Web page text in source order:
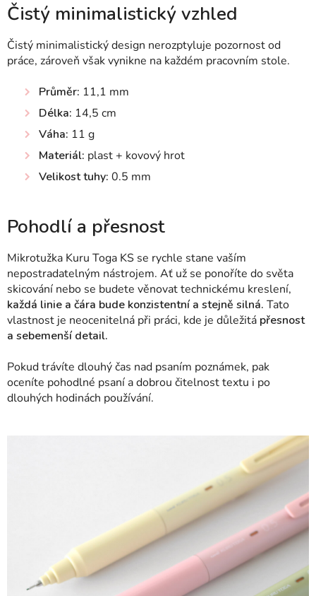
Čistý minimalistický vzhled
Čistý minimalistický design nerozptyluje pozornost od
práce, zároveň však vynikne na každém pracovním stole.
Průměr: 11,1 mm
Délka: 14,5 cm
Váha: 11 g
Materiál: plast + kovový hrot
Velikost tuhy: 0.5 mm
Pohodlí a přesnost
Mikrotužka Kuru Toga KS se rychle stane vaším
nepostradatelným nástrojem. Ať už se ponoříte do světa
skicování nebo se budete věnovat technickému kreslení,
každá linie a čára bude konzistentní a stejně silná. Tato
vlastnost je neocenitelná při práci, kde je důležitá přesnost
a sebemenší detail.
Pokud trávíte dlouhý čas nad psaním poznámek, pak
oceníte pohodlné psaní a dobrou čitelnost textu i po
dlouhých hodinách používání.